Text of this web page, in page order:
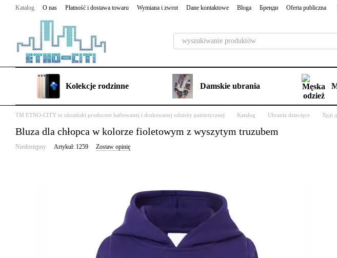
Przejdź do głównej treści
Katalog O nas Płatność i dostawa towaru Wymiana i zwrot Dane kontaktowe Bloga Бренди Oferta publiczna
Kolekcje rodzinne Damskie ubrania
TM ETNO-CITY to ukraiński producent haftowanej i drukowanej odzieży patriotycznej Katalog Ubrania dziecięce Худі
Bluza dla chłopca w kolorze fioletowym z wyszytym truzubem
Niedostępny Artykuł: 1259 Zostaw opinię